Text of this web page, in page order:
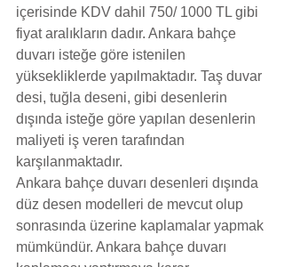
içerisinde KDV dahil 750/ 1000 TL gibi
fiyat aralıkların dadır. Ankara bahçe
duvarı isteğe göre istenilen
yüksekliklerde yapılmaktadır. Taş duvar
desi, tuğla deseni, gibi desenlerin
dışında isteğe göre yapılan desenlerin
maliyeti iş veren tarafından
karşılanmaktadır.
Ankara bahçe duvarı desenleri dışında
düz desen modelleri de mevcut olup
sonrasında üzerine kaplamalar yapmak
mümkündür. Ankara bahçe duvarı